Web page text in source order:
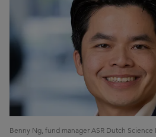
Benny Ng, fund manager ASR Dutch Science